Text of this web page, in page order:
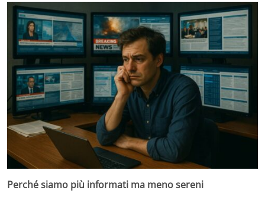
Perché siamo più informati ma meno sereni